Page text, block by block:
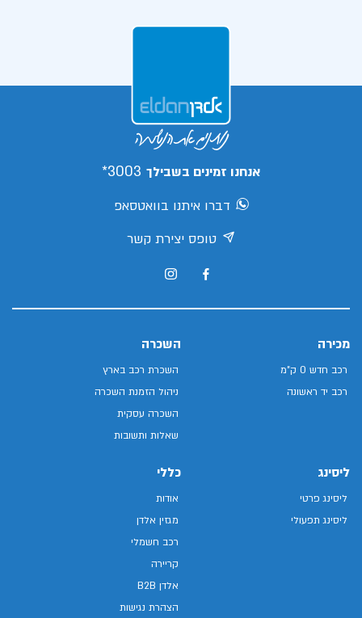
אנחנו זמינים בשבילך 3003*
דברו איתנו בוואטסאפ
טופס יצירת קשר
מכירה
רכב חדש 0 ק"מ
רכב יד ראשונה
השכרה
השכרת רכב בארץ
ניהול הזמנת השכרה
השכרה עסקית
שאלות ותשובות
ליסינג
ליסינג פרטי
ליסינג תפעולי
כללי
אודות
מגזין אלדן
רכב חשמלי
קריירה
אלדן B2B
הצהרת נגישות